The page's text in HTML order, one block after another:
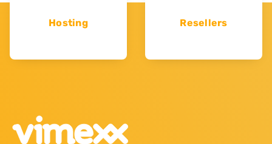
Hosting Resellers